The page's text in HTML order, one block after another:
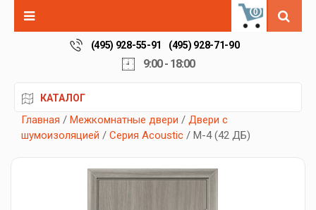
0
(495) 928-55-91 (495) 928-71-90
9:00 - 18:00
КАТАЛОГ
Главная / Межкомнатные двери / Двери с
шумоизоляцией / Серия Acoustic / М-4 (42 ДБ)